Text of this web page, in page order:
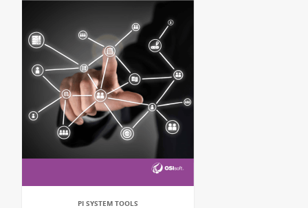
PI SYSTEM TOOLS